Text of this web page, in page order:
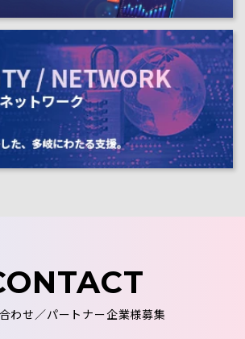
わせ／パートナー企業様募集